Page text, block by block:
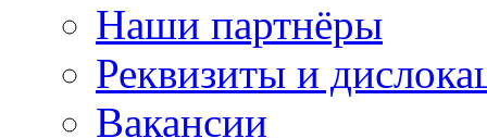
Наши партнёры
Реквизиты и
Вакансии